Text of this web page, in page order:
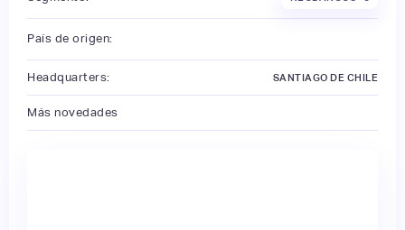
País de origen:
Headquarters: SANTIAGO DE CHILE
Más novedades